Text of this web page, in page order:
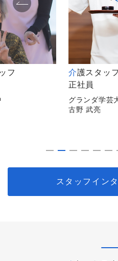
ッフ
芸大学
介護スタ
正社員
メディカル
ムボンセジ
スタッフイン